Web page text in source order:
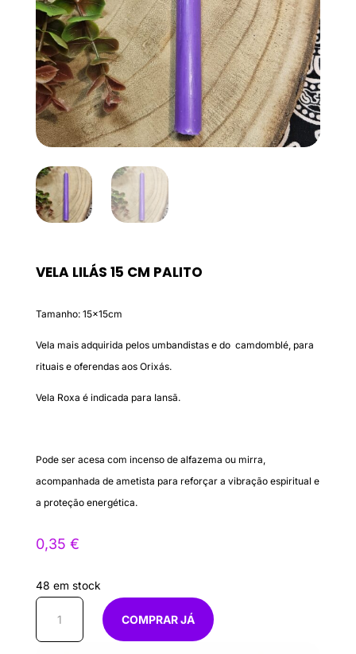
VELA LILÁS 15 CM PALITO
Tamanho: 15x15cm
Vela mais adquirida pelos umbandistas e do camdomblé, para
rituais e oferendas aos Orixás.
Vela Roxa é indicada para Iansã.
Pode ser acesa com incenso de alfazema ou mirra,
acompanhada de ametista para reforçar a vibração espiritual e
a proteção energética.
0,35 €
48 em stock
Quantidade
COMPRAR JÁ